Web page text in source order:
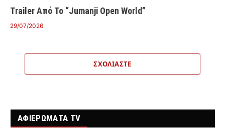
Trailer Από Το “Jumanji Open World”
29/07/2026
ΣΧΟΛΙΆΣΤΕ
ΑΦΙΕΡΩΜΑΤΑ TV